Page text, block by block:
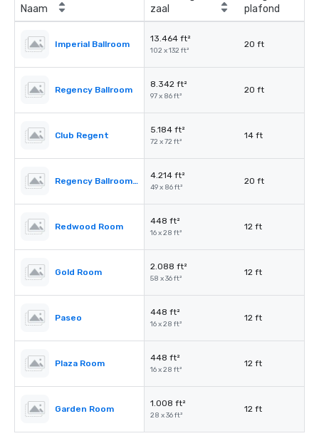
Naam
zaal
plafond
Imperial Ballroom
13.464 ft²
102 x 132 ft²
20 ft
Regency Ballroom
8.342 ft²
97 x 86 ft²
20 ft
Club Regent
5.184 ft²
72 x 72 ft²
14 ft
Regency Ballroom II
4.214 ft²
49 x 86 ft²
20 ft
Redwood Room
448 ft²
16 x 28 ft²
12 ft
Gold Room
2.088 ft²
58 x 36 ft²
12 ft
Paseo
448 ft²
16 x 28 ft²
12 ft
Plaza Room
448 ft²
16 x 28 ft²
12 ft
Garden Room
1.008 ft²
28 x 36 ft²
12 ft